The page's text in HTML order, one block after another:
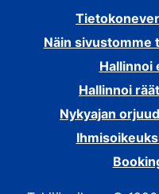
Näin sivustomme
Hallinnoi
Hallinnoi
Nykyajan